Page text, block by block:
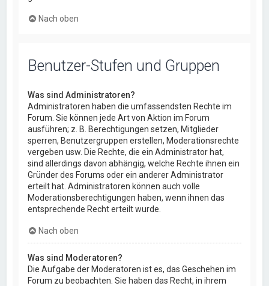
Nach oben
Benutzer-Stufen und Gruppen
Was sind Administratoren?
Administratoren haben die umfassendsten Rechte im
Forum. Sie können jede Art von Aktion im Forum
ausführen; z. B. Berechtigungen setzen, Mitglieder
sperren, Benutzergruppen erstellen, Moderationsrechte
vergeben usw. Die Rechte, die ein Administrator hat,
sind allerdings davon abhängig, welche Rechte ihnen ein
Gründer des Forums oder ein anderer Administrator
erteilt hat. Administratoren können auch volle
Moderationsberechtigungen haben, wenn ihnen das
entsprechende Recht erteilt wurde.
Nach oben
Was sind Moderatoren?
Die Aufgabe der Moderatoren ist es, das Geschehen im
Forum zu beobachten. Sie haben das Recht, in ihrem